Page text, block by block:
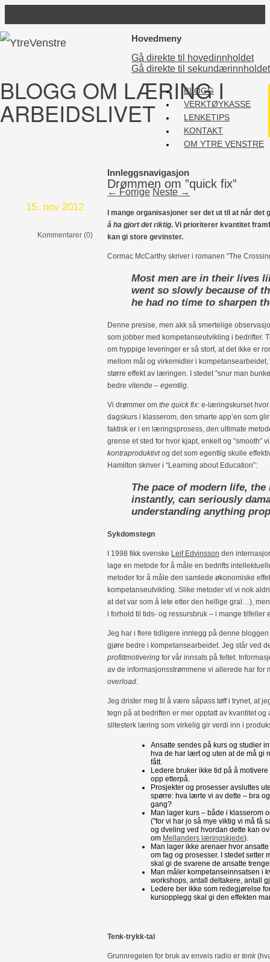
BLOGG OM LÆRING I
ARBEIDSLIVET
Hovedmeny
Gå direkte til hovedinnholdet
Gå direkte til sekundærinnholdet
BLOGG
VERKTØYKASSE
LENKETIPS
KONTAKT
OM YTRE VENSTRE
Innleggsnavigasjon
← Forrige Neste →
Drømmen om ”quick fix”
15. nov 2012
Kommentarer (0)
I mange organisasjoner ser det ut til at når
å ha gjort det riktig. Vi prioriterer kvantitet
kan gi store gevinster.
Cormac McCarthy skriver i romanen “The
Most men are in their lives
went so slowly because of
he had no time to sharpen
Denne presise, men akk så smertelige
som jobber med kompetanseutvikling i bedrifter.
om hyppige leveringer er så stort, at det ikke er
mellom mål og virkemidler i
større effekt av læringen. I stedet ”snur man
bedre vitende – egentlig
Vi drømmer om the quick fix: e-læringskurset hvor
dagskurs i klasserom, den smarte app’en som
faktisk er i en læringsprosess, den ultimate
grense et sted for hvor kjapt, enkelt og ”smooth”
kontraproduktivtog det som egentlig skulle
Hamilton skriver i “Learning about Education”:
The pace of modern life,
instantly, can seriously
understanding anything
Sykdomstegn
I 1998 fikk svenske Leif Edvinsson den
lage en metode for å måle en bedrifts
metoder for å måle den samlede økonomiske
kompetanseutvikling. Slike metoder vil vi nok
at det var som å lete etter den hellige gral…),
i forhold til tids- og ressursbruk – i mange tilfeller
Jeg har i flere tidligere innlegg på denne
gjøre bedre i kompetansearbeidet. Jeg står ved
profittmotivering for vår innsats på feltet.
av de informasjonsstrømmene vi allerede har for
overload
Jeg drister meg til å være såpass tøff i trynet, at
tegn på at bedriften er mer opptatt av kvantitet
slitesterk læring som virkelig gir verdi inn i
Ansatte sendes på kurs og studier
hva de har lært og uten at de må gi
fått.
Ledere bruker ikke tid på å
opp etterpå.
Prosjekter og prosesser avsluttes
spørre: hva lærte vi av dette – bra
gang?
Man lager kurs – både i klasserom
(”for vi har jo så mye viktig vi må få
og dveling ved hvordan dette kan
om Mellanders læringskjede).
Man lager ikke arenaer hvor
om fag og prosesser. I stedet setter
skal gi de svarene de ansatte
Man måler kompetanseinnsatsen i
workshops, antall deltakere, antall
Ledere ber ikke som redegjørelse
kursopplegg skal gi den effekten
Tenk-trykk-tal
Grunnregelen for bruk av enveis radio er tenk